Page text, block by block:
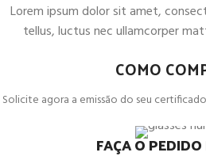
Lorem ipsum dolor sit amet,
tellus, luctus nec ullamcorper
COMO
Solicite agora a emissão do seu
FAÇA O